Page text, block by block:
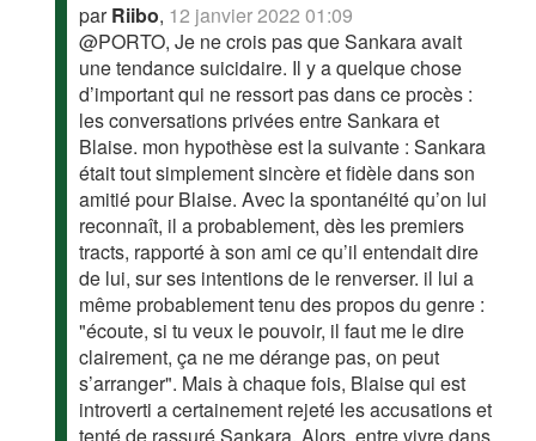
parRiibo, 12 janvier 2022 01:09
@PORTO, Je ne crois pas que Sankara avait
une tendance suicidaire. Il y a quelque chose
d’important qui ne ressort pas dans ce procès :
les conversations privées entre Sankara et
Blaise. mon hypothèse est la suivante : Sankara
était tout simplement sincère et fidèle dans son
amitié pour Blaise. Avec la spontanéité qu’on lui
reconnaît, il a probablement, dès les premiers
tracts, rapporté à son ami ce qu’il entendait dire
de lui, sur ses intentions de le renverser. il lui a
même probablement tenu des propos du genre :
"écoute, si tu veux le pouvoir, il faut me le dire
clairement, ça ne me dérange pas, on peut
s’arranger". Mais à chaque fois, Blaise qui est
introverti a certainement rejeté les accusations et